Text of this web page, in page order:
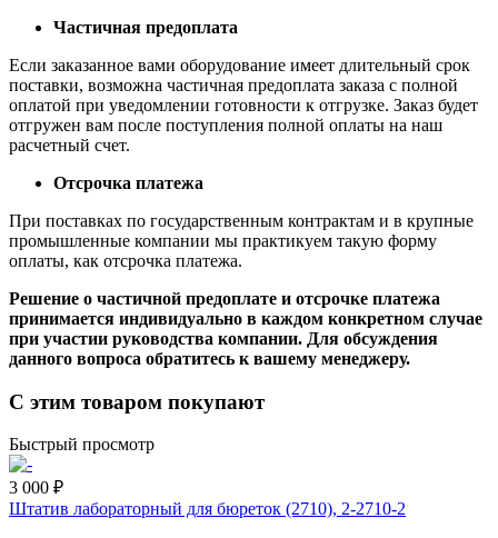
Частичная предоплата
Если заказанное вами оборудование имеет длительный срок
поставки, возможна частичная предоплата заказа с полной
оплатой при уведомлении готовности к отгрузке. Заказ будет
отгружен вам после поступления полной оплаты на наш
расчетный счет.
Отсрочка платежа
При поставках по государственным контрактам и в крупные
промышленные компании мы практикуем такую форму
оплаты, как отсрочка платежа.
Решение о частичной предоплате и отсрочке платежа
принимается индивидуально в каждом конкретном случае
при участии руководства компании. Для обсуждения
данного вопроса обратитесь к вашему менеджеру.
С этим товаром покупают
Быстрый просмотр
3 000 ₽
Штатив лабораторный для бюреток (2710), 2-2710-2